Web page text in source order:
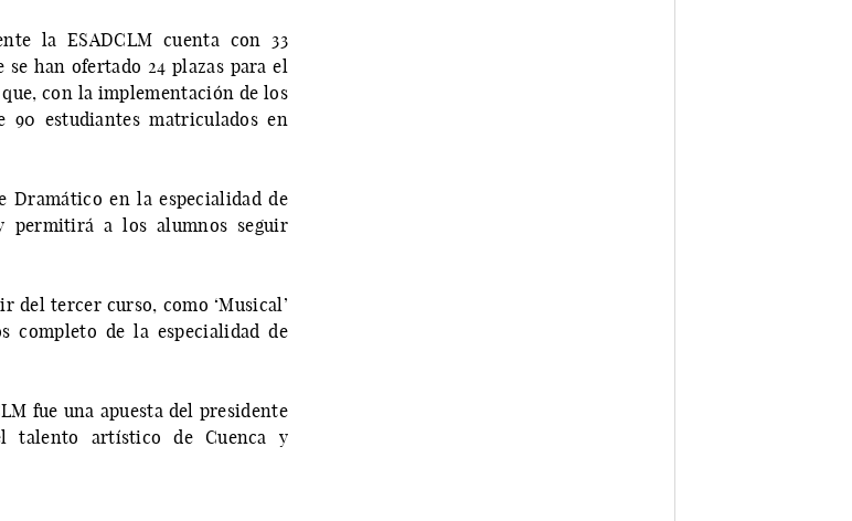
la ESADCLM cuenta con 33
se han ofertado 24 plazas para el
con la implementación de los
90 estudiantes matriculados en
Dramático en la especialidad de
permitirá a los alumnos seguir
del tercer curso, como ‘Musical’
completo de la especialidad de
fue una apuesta del presidente
talento artístico de Cuenca y